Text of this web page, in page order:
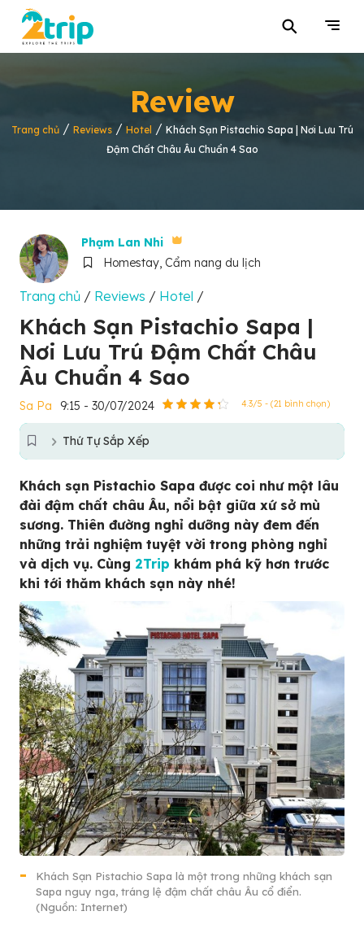
⚲
Review
Trang chủ/ Reviews/ Hotel / Khách Sạn Pistachio Sapa | Nơi Lưu Trú
Đậm Chất Châu Âu Chuẩn 4 Sao
Phạm Lan Nhi
Homestay, Cẩm nang du lịch
Trang chủ / Reviews / Hotel /
Khách Sạn Pistachio Sapa |
Nơi Lưu Trú Đậm Chất Châu
Âu Chuẩn 4 Sao
Sa Pa 9:15 - 30/07/2024 4.3/5 - (21 bình chọn)
Thứ Tự Sắp Xếp
Khách sạn Pistachio Sapa được coi như một lâu
đài đậm chất châu Âu, nổi bật giữa xứ sở mù
sương. Thiên đường nghỉ dưỡng này đem đến
những trải nghiệm tuyệt vời trong phòng nghỉ
và dịch vụ. Cùng 2Trip khám phá kỹ hơn trước
khi tới thăm khách sạn này nhé!
Khách Sạn Pistachio Sapa là một trong những khách sạn
Sapa nguy nga, tráng lệ đậm chất châu Âu cổ điển.
(Nguồn: Internet)